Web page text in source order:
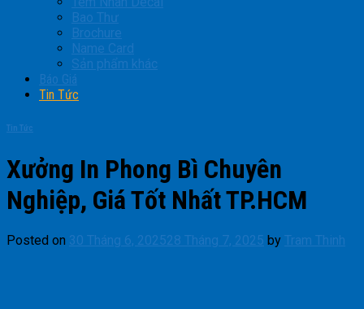
Bao Thư
Brochure
Name Card
Sản phẩm khác
Báo Giá
Tin Tức
Tin Tức
Xưởng In Phong Bì Chuyên
Nghiệp, Giá Tốt Nhất TP.HCM
Posted on 30 Tháng 6, 202528 Tháng 7, 2025 by Tram Thinh